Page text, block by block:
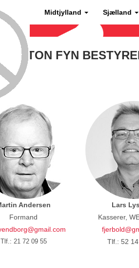
Midtjylland Sjælland
FYN
Andersen
Formand
Tlf.: 21 72 09 55
Lars
Kasserer,
Tlf.: 52